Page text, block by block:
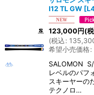
I12 TL GW [
123,000円(
(税込:
希望小売価格:
SALOMON S/
レベルのパフ
スキーヤーの
テクノロ…